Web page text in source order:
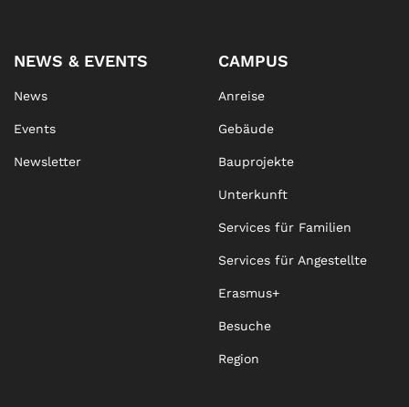
NEWS & EVENTS
News
Events
Newsletter
CAMPUS
Anreise
Gebäude
Bauprojekte
Unterkunft
Services für Familien
Services für Angestellte
Erasmus+
Besuche
Region